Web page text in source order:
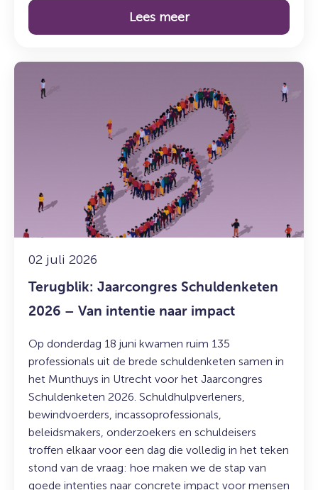
Lees meer
02 juli 2026
Terugblik: Jaarcongres Schuldenketen
2026 – Van intentie naar impact
Op donderdag 18 juni kwamen ruim 135
professionals uit de brede schuldenketen samen in
het Munthuys in Utrecht voor het Jaarcongres
Schuldenketen 2026. Schuldhulpverleners,
bewindvoerders, incassoprofessionals,
beleidsmakers, onderzoekers en schuldeisers
troffen elkaar voor een dag die volledig in het teken
stond van de vraag: hoe maken we de stap van
goede intenties naar concrete impact voor mensen
Lees
meer
naar
impact